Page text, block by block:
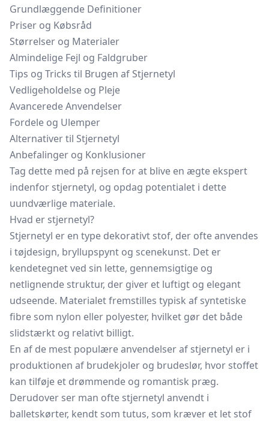
Grundlæggende Definitioner
Priser og Købsråd
Størrelser og Materialer
Almindelige Fejl og Faldgruber
Tips og Tricks til Brugen af Stjernetyl
Vedligeholdelse og Pleje
Avancerede Anvendelser
Fordele og Ulemper
Alternativer til Stjernetyl
Anbefalinger og Konklusioner
Tag dette med på rejsen for at blive en ægte ekspert
indenfor stjernetyl, og opdag potentialet i dette
uundværlige materiale.
Hvad er stjernetyl?
Stjernetyl er en type dekorativt stof, der ofte anvendes
i tøjdesign, bryllupspynt og scenekunst. Det er
kendetegnet ved sin lette, gennemsigtige og
netlignende struktur, der giver et luftigt og elegant
udseende. Materialet fremstilles typisk af syntetiske
fibre som nylon eller polyester, hvilket gør det både
slidstærkt og relativt billigt.
En af de mest populære anvendelser af stjernetyl er i
produktionen af brudekjoler og brudeslør, hvor stoffet
kan tilføje et drømmende og romantisk præg.
Derudover ser man ofte stjernetyl anvendt i
balletskørter, kendt som tutus, som kræver et let stof